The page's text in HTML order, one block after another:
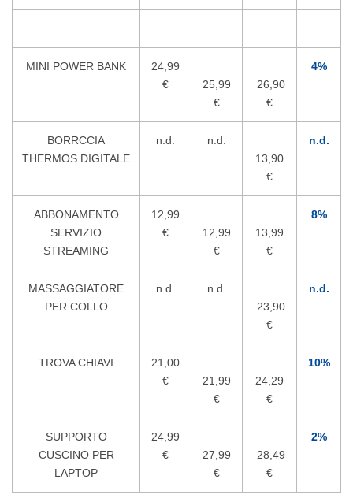
MINI POWER BANK
24,99
€
25,99
€
26,90
€
4%
BORRCCIA
THERMOS DIGITALE
n.d.
n.d.
13,90
€
n.d.
ABBONAMENTO
SERVIZIO
STREAMING
12,99
€
12,99
€
13,99
€
8%
MASSAGGIATORE
PER COLLO
n.d.
n.d.
23,90
€
n.d.
TROVA CHIAVI
21,00
€
21,99
€
24,29
€
10%
SUPPORTO
CUSCINO PER
LAPTOP
24,99
€
27,99
€
28,49
€
2%